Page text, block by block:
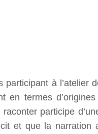
participant à
en termes
participe
et que la narration